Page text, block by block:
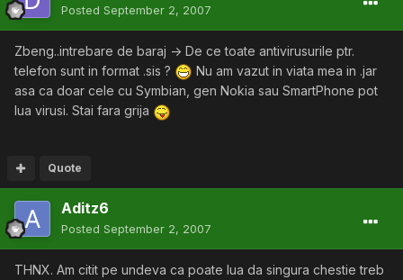
Posted September 2, 2007
Zbeng..intrebare de baraj -> De ce toate antivirusurile ptr.
telefon sunt in format .sis ?
Nu am vazut in viata mea in .jar
asa ca doar cele cu Symbian, gen Nokia sau SmartPhone pot
lua virusi. Stai fara grija
Quote
Aditz6
Posted September 2, 2007
THNX. Am citit pe undeva ca poate lua da singura chestie treb